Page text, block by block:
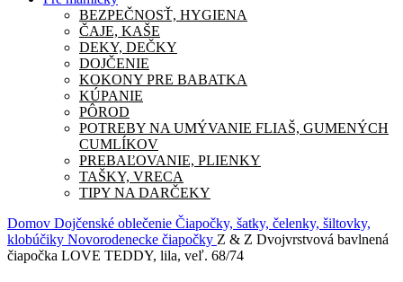
BEZPEČNOSŤ, HYGIENA
ČAJE, KAŠE
DEKY, DEČKY
DOJČENIE
KOKONY PRE BABATKA
KÚPANIE
PÔROD
POTREBY NA UMÝVANIE FLIAŠ, GUMENÝCH
CUMLÍKOV
PREBAĽOVANIE, PLIENKY
TAŠKY, VRECA
TIPY NA DARČEKY
Domov Dojčenské oblečenie Čiapočky, šatky, čelenky, šiltovky,
klobúčiky Novorodenecke čiapočky Z & Z Dvojvrstvová bavlnená
čiapočka LOVE TEDDY, lila, veľ. 68/74